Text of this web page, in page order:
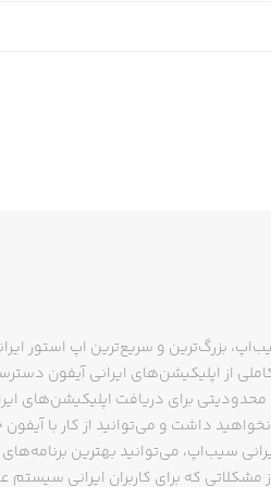
بزرگ‌ترین و سریع‌ترین اپ استور
از اپلیکیشن‌های ایرانی آیفون
برای دریافت اپلیکیشن‌های
داشت و می‌توانید از کار با
سیب‌اپ، می‌توانید بهترین برنامه‌های